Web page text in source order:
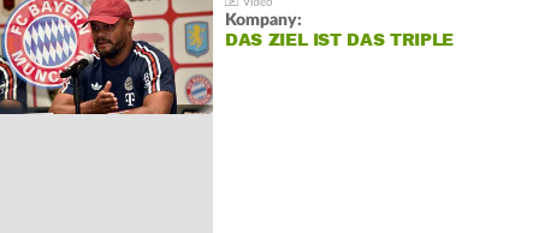
Kompany:
DAS ZIEL IST DAS TRIPLE